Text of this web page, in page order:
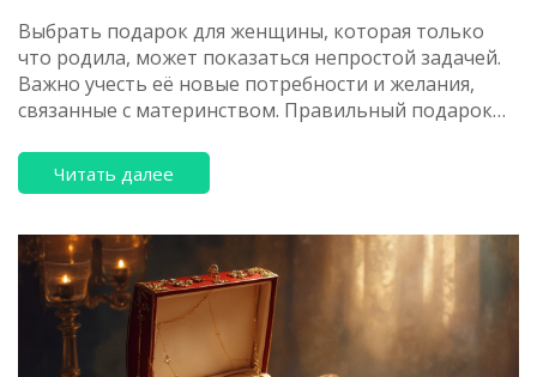
Выбрать подарок для женщины, которая только
что родила, может показаться непростой задачей.
Важно учесть её новые потребности и желания,
связанные с материнством. Правильный подарок
души. Мы рассмотрим несколько идей, которые
помогут вам сделать правильный выбор. Каждая
значительный период её жизни.
Читать далее